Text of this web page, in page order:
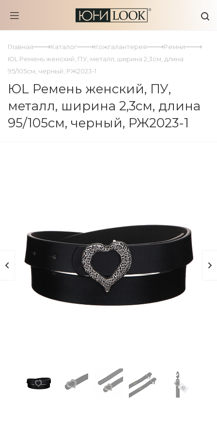
Главная Каталог Кожгалантерея
Ремни
ЮL Ремень женский, ПУ, металл, ширина 2,3см, длина
95/105см, черный, РЖ2023-1
ЮL Ремень женский, ПУ,
металл, ширина 2,3см, длина
95/105см, черный, РЖ2023-1